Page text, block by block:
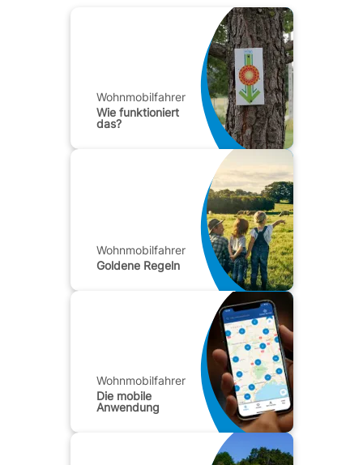
Wohnmobilfahrer
Wie funktioniert
das?
Wohnmobilfahrer
Goldene Regeln
Wohnmobilfahrer
Die mobile
Anwendung